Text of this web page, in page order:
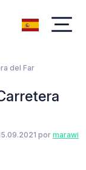
del Far
por marawi